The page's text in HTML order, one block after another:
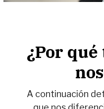
¿Por
A continuación